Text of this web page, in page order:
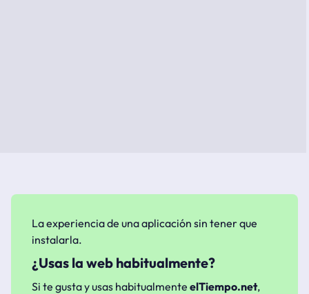
La experiencia de una aplicación sin tener que
instalarla.
¿Usas la web habitualmente?
Si te gusta y usas habitualmente elTiempo.net,